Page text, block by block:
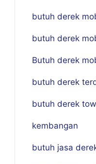
butuh derek
butuh derek
Butuh derek
butuh derek
butuh derek
kembangan
butuh jasa